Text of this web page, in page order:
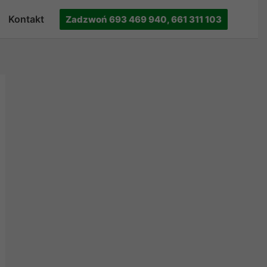
Kontakt Zadzwoń 693 469 940, 661 311 103